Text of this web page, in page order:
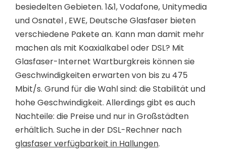
besiedelten Gebieten. 1&1, Vodafone, Unitymedia
und Osnatel , EWE, Deutsche Glasfaser bieten
verschiedene Pakete an. Kann man damit mehr
machen als mit Koaxialkabel oder DSL? Mit
Glasfaser-Internet Wartburgkreis können sie
Geschwindigkeiten erwarten von bis zu 475
Mbit/s. Grund für die Wahl sind: die Stabilität und
hohe Geschwindigkeit. Allerdings gibt es auch
Nachteile: die Preise und nur in Großstädten
erhältlich. Suche in der DSL-Rechner nach
glasfaser verfügbarkeit in Hallungen.